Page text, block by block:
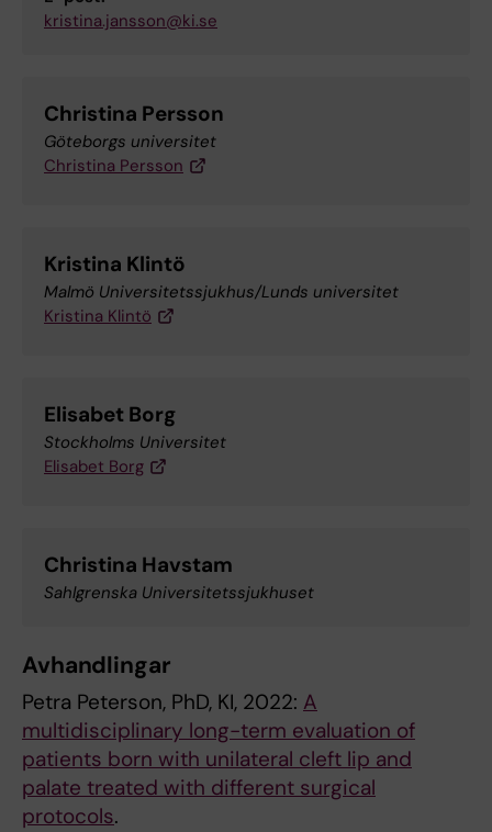
kristina.jansson@ki.se
Christina Persson
Göteborgs universitet
Christina Persson
Kristina Klintö
Malmö Universitetssjukhus/Lunds universitet
Kristina Klintö
Elisabet Borg
Stockholms Universitet
Elisabet Borg
Christina Havstam
Sahlgrenska Universitetssjukhuset
Avhandlingar
Petra Peterson, PhD, KI, 2022: A
multidisciplinary long-term evaluation of
patients born with unilateral cleft lip and
palate treated with different surgical
protocols.